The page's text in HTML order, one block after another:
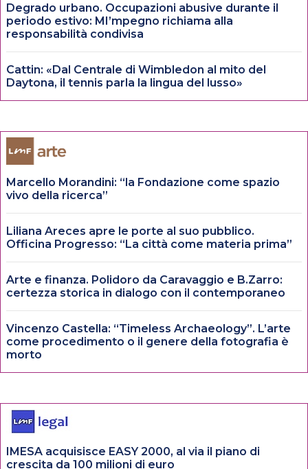
Degrado urbano. Occupazioni abusive durante il
periodo estivo: MI’mpegno richiama alla
responsabilità condivisa
Cattin: «Dal Centrale di Wimbledon al mito del
Daytona, il tennis parla la lingua del lusso»
Marcello Morandini: “la Fondazione come spazio
vivo della ricerca”
Liliana Areces apre le porte al suo pubblico.
Officina Progresso: “La città come materia prima”
Arte e finanza. Polidoro da Caravaggio e B.Zarro:
certezza storica in dialogo con il contemporaneo
Vincenzo Castella: “Timeless Archaeology”. L’arte
come procedimento o il genere della fotografia è
morto
IMESA acquisisce EASY 2000, al via il piano di
crescita da 100 milioni di euro